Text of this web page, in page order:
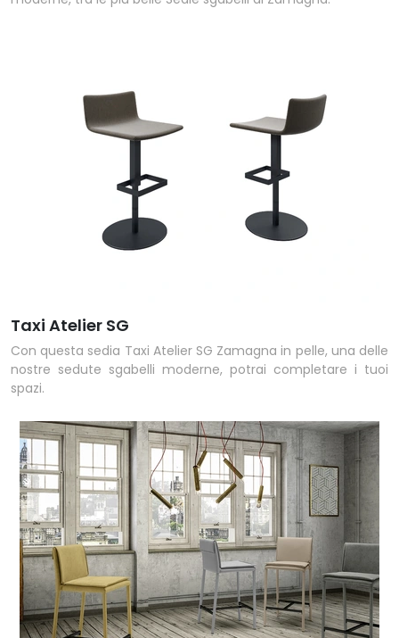
Taxi Atelier SG
Con questa sedia Taxi Atelier SG Zamagna in pelle, una delle
nostre sedute sgabelli moderne, potrai completare i tuoi
spazi.